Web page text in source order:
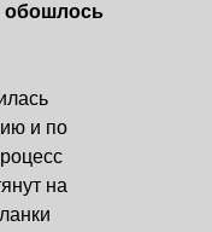
обошлось
и по
на